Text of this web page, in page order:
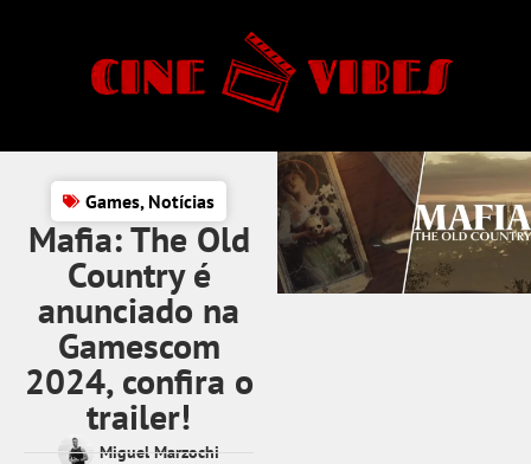
Games, Notícias
Mafia: The Old
Country é
anunciado na
Gamescom
2024, confira o
trailer!
Miguel Marzochi